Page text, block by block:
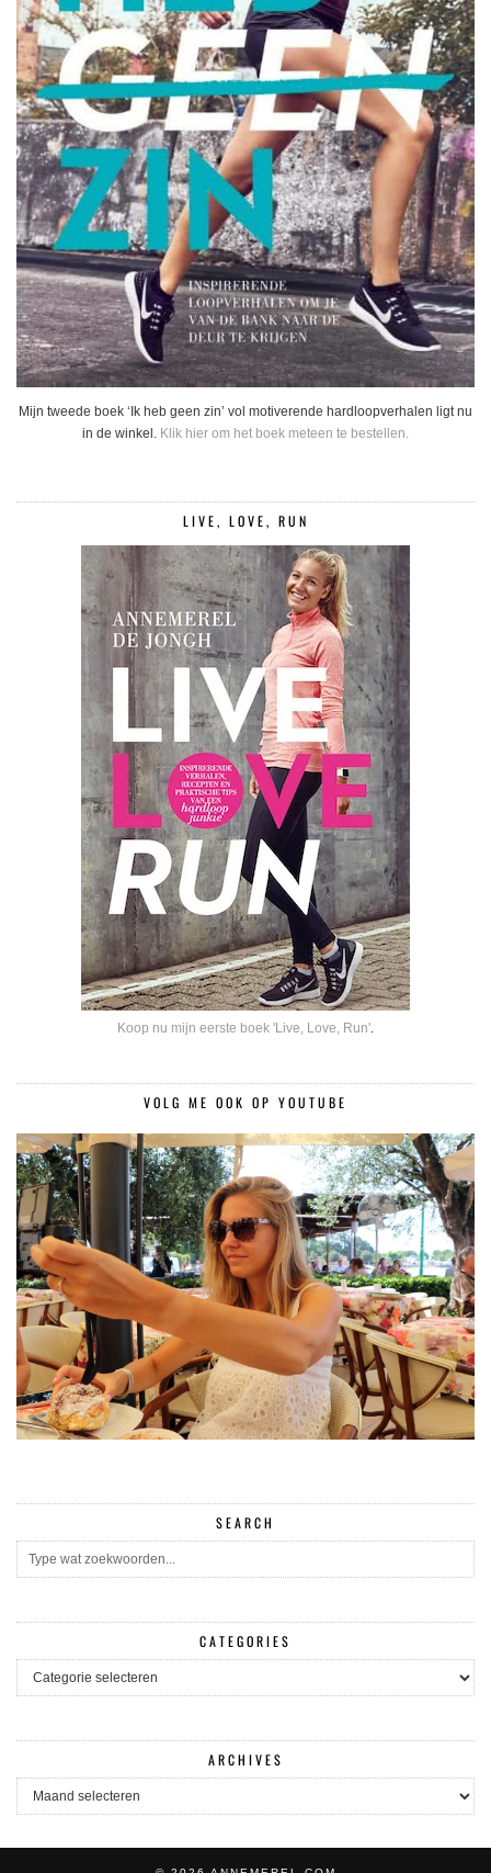
Mijn tweede boek ‘Ik heb geen zin’ vol motiverende hardloopverhalen ligt nu
in de winkel. Klik hier om het boek meteen te bestellen.
LIVE, LOVE, RUN
Koop nu mijn eerste boek 'Live, Love, Run'.
VOLG ME OOK OP YOUTUBE
SEARCH
CATEGORIES
CATEGORIES
ARCHIVES
ARCHIVES